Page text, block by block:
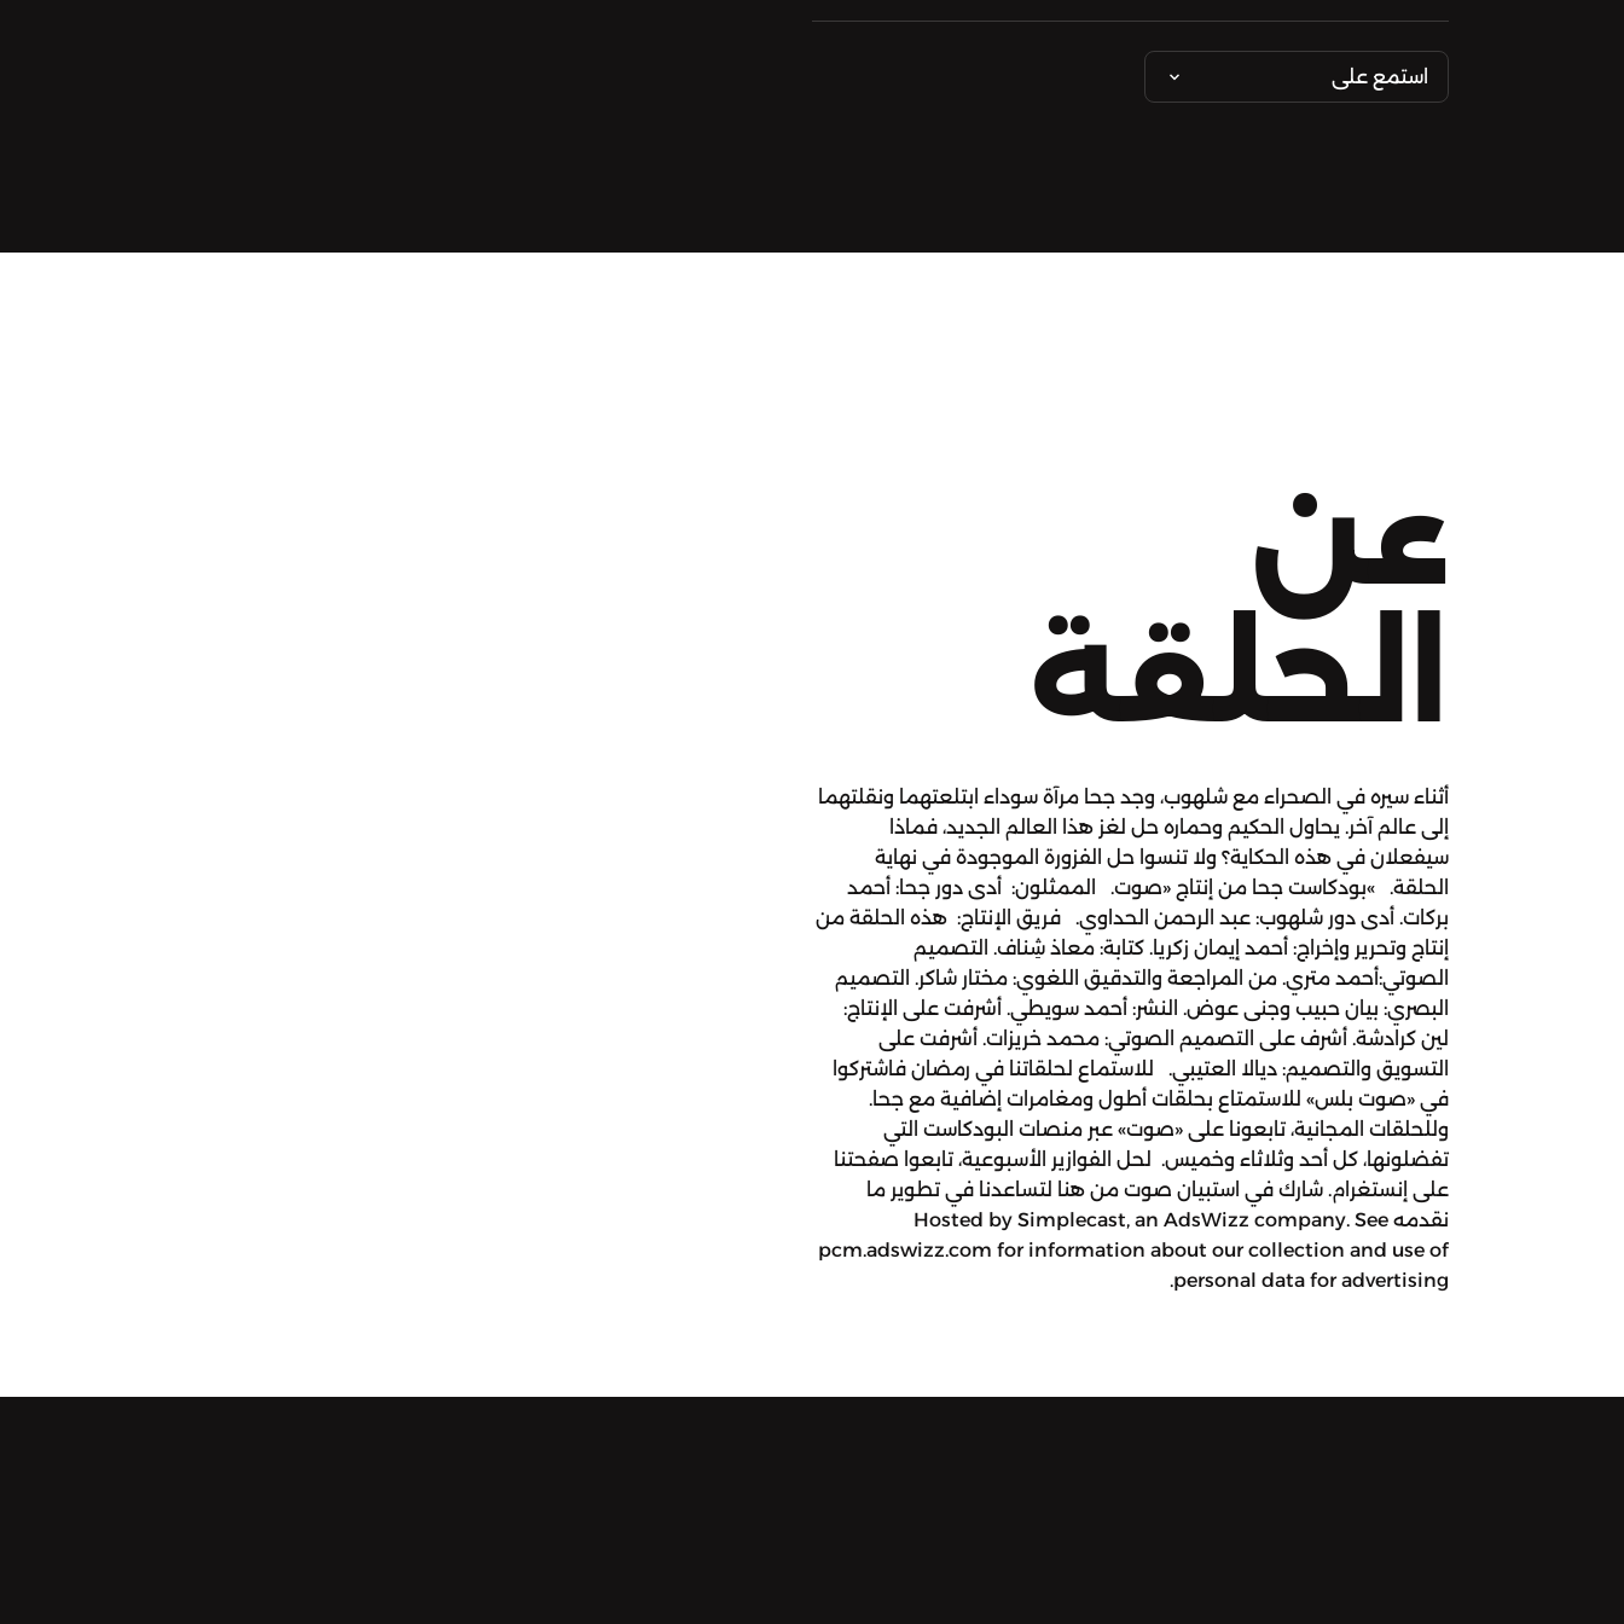
استمع على
عن
الحلقة
أثناء سيره في الصحراء مع شلهوب، وجد جحا مرآة سوداء ابتلعتهما ونقلتهما
إلى عالم آخر. يحاول الحكيم وحماره حل لغز هذا العالم الجديد، فماذا
سيفعلان في هذه الحكاية؟ ولا تنسوا حل الفزورة الموجودة في نهاية
الحلقة. »بودكاست جحا من إنتاج «صوت. الممثلون: أدى دور جحا: أحمد
بركات. أدى دور شلهوب: عبد الرحمن الحداوي. فريق الإنتاج: هذه الحلقة من
إنتاج وتحرير وإخراج: أحمد إيمان زكريا. كتابة: معاذ شِناف. التصميم
الصوتي:أحمد متري. من المراجعة والتدقيق اللغوي: مختار شاكر. التصميم
البصري: بيان حبيب وجنى عوض. النشر: أحمد سويطي. أشرفت على الإنتاج:
لين كرادشة. أشرف على التصميم الصوتي: محمد خريزات. أشرفت على
التسويق والتصميم: ديالا العتيبي. للاستماع لحلقاتنا في رمضان فاشتركوا
في «صوت بلس» للاستمتاع بحلقات أطول ومغامرات إضافية مع جحا.
وللحلقات المجانية، تابعونا على «صوت» عبر منصات البودكاست التي
تفضلونها، كل أحد وثلاثاء وخميس. لحل الفوازير الأسبوعية، تابعوا صفحتنا
على إنستغرام. شارك في استبيان صوت من هنا لتساعدنا في تطوير ما
نقدمه Hosted by Simplecast, an AdsWizz company. See
pcm.adswizz.com for information about our collection and use of
personal data for advertising.